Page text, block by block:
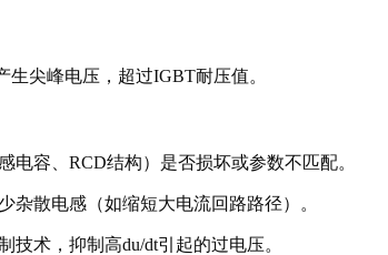
生尖峰电压，超过IGBT耐压值。
电容、RCD结构）是否损坏或参数不匹配。
杂散电感（如缩短大电流回路路径）。
技术，抑制高du/dt引起的过电压。